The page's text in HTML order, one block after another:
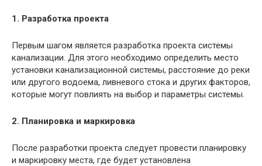
1. Разработка проекта
Первым шагом является разработка проекта системы
канализации. Для этого необходимо определить место
установки канализационной системы, расстояние до реки
или другого водоема, ливневого стока и других факторов,
которые могут повлиять на выбор и параметры системы.
2. Планировка и маркировка
После разработки проекта следует провести планировку
и маркировку места, где будет установлена